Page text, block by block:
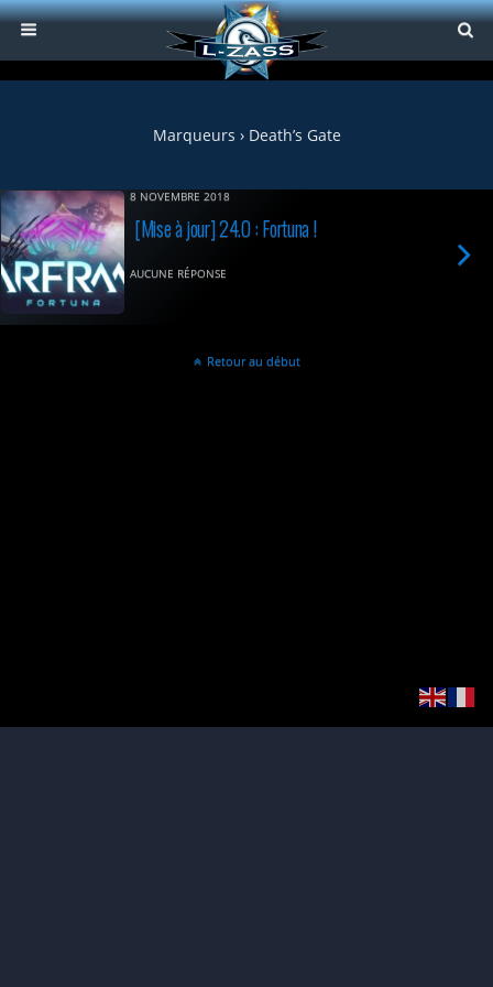
Marqueurs › Death’s Gate
8 NOVEMBRE 2018
[Mise à jour] 24.0 : Fortuna !
AUCUNE RÉPONSE
Retour au début